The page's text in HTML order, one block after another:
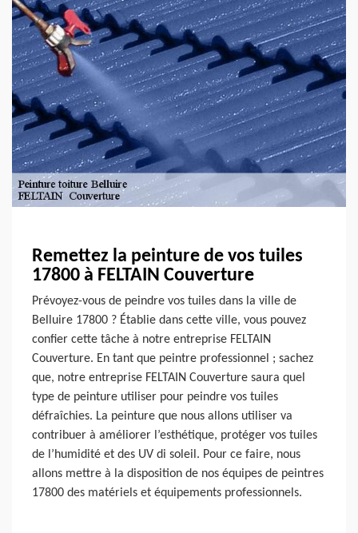
Remettez la peinture de vos tuiles
17800 à FELTAIN Couverture
Prévoyez-vous de peindre vos tuiles dans la ville de
Belluire 17800 ? Établie dans cette ville, vous pouvez
confier cette tâche à notre entreprise FELTAIN
Couverture. En tant que peintre professionnel ; sachez
que, notre entreprise FELTAIN Couverture saura quel
type de peinture utiliser pour peindre vos tuiles
défraîchies. La peinture que nous allons utiliser va
contribuer à améliorer l’esthétique, protéger vos tuiles
de l’humidité et des UV di soleil. Pour ce faire, nous
allons mettre à la disposition de nos équipes de peintres
17800 des matériels et équipements professionnels.